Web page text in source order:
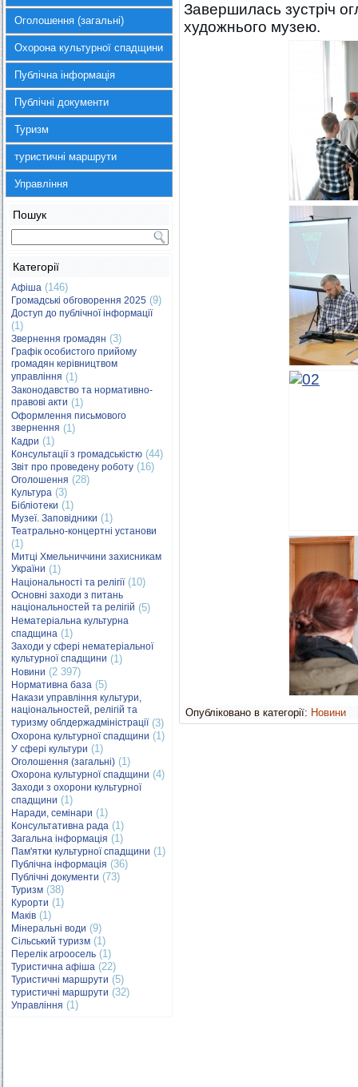
Оголошення (загальні)
Охорона культурної спадщини
Публічна інформація
Публічні документи
Туризм
туристичні маршрути
Управління
Пошук
Категорії
Афіша (146)
Громадські обговорення 2025 (9)
Доступ до публічної інформації
(1)
Звернення громадян (3)
Графік особистого прийому
громадян керівництвом
управління (1)
Законодавство та нормативно-
правові акти (1)
Оформлення письмового
звернення (1)
Кадри (1)
Консультації з громадськістю (44)
Звіт про проведену роботу (16)
Оголошення (28)
Культура (3)
Бібліотеки (1)
Музеї. Заповідники (1)
Театрально-концертні установи
(1)
Митці Хмельниччини захисникам
України (1)
Національності та релігії(10)
Основні заходи з питань
національностей та релігій (5)
Нематеріальна культурна
спадщина (1)
Заходи у сфері нематеріальної
культурної спадщини (1)
Новини (2 397)
Нормативна база (5)
Накази управління культури,
національностей, релігій та
туризму облдержадміністрації(3)
Охорона культурної спадщини (1)
У сфері культури (1)
Оголошення (загальні) (1)
Охорона культурної спадщини (4)
Заходи з охорони культурної
спадщини (1)
Наради, семінари (1)
Консультативна рада (1)
Загальна інформація (1)
Пам'ятки культурної спадщини (1)
Публічна інформація (36)
Публічні документи (73)
Туризм (38)
Курорти (1)
Маків (1)
Мінеральні води (9)
Сільський туризм (1)
Перелік агроосель (1)
Туристична афіша (22)
Туристичні маршрути (5)
туристичні маршрути (32)
Управління (1)
Завершилась зустріч
художнього музею.
Опубліковано в категорії: Новини